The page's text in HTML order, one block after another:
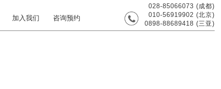
加入我们 咨询预约
028-85066073 (成都)
010-56919902 (北京)
0898-88689418 (三亚)